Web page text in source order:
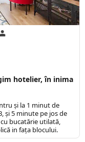
hotelier, în inima
și la 1 minut de
și 5 minute pe jos de
bucatărie utilată,
in fața blocului.